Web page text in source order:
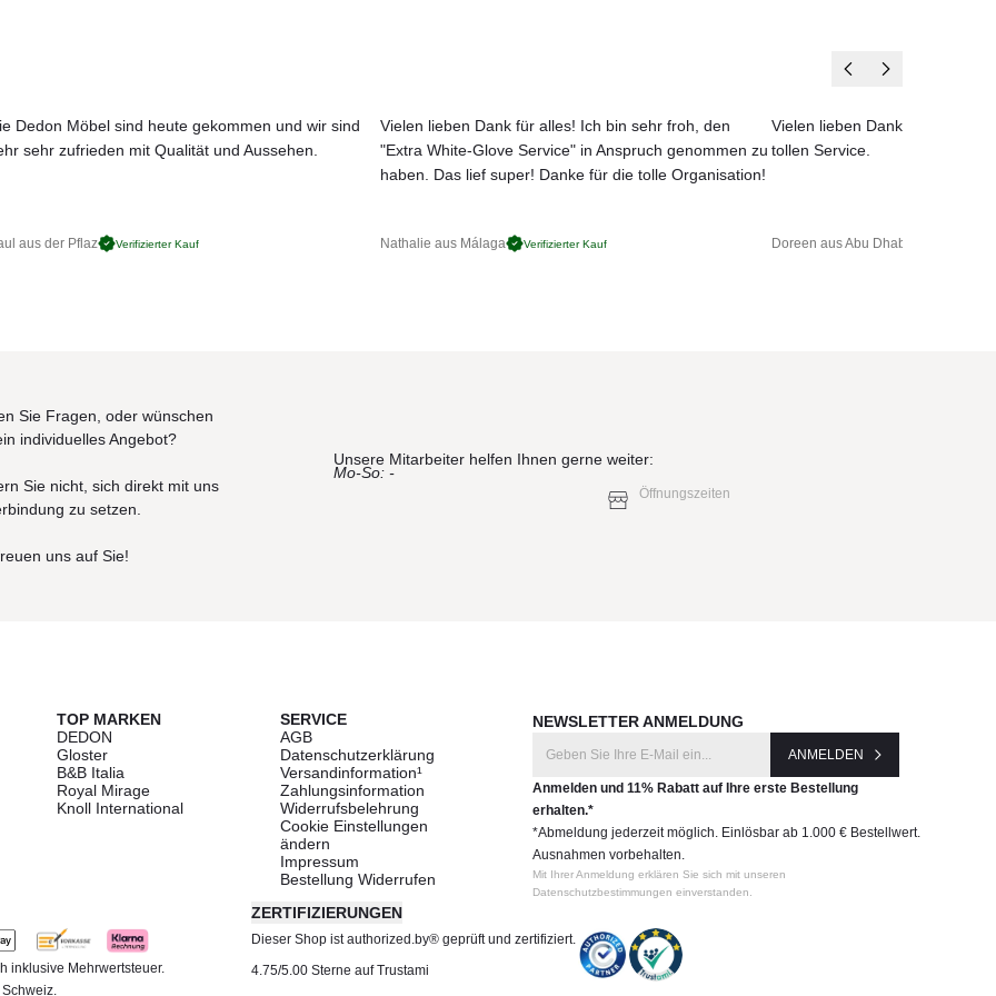
Illustrationszwecken dienen und von dem tatsächlichen
JETZT MUSTER BESTELLEN
Dedon Möbel sind heute gekommen und wir sind
sehr zufrieden mit Qualität und Aussehen.
aus der Pflaz Verifizierter Kauf
Vielen lieben Dank für alles! Ich bin sehr froh, den
"Extra White-Glove Service" in Anspruch genommen zu
haben. Das lief super! Danke für die tolle Organisation!
Nathalie aus Málaga Verifizierter Kauf
Vielen lieben Dank für das
tollen Service.
Doreen aus Abu Dhabi
Sie Fragen, oder wünschen
individuelles Angebot?
Sie nicht, sich direkt mit uns
zu setzen.
uns auf Sie!
Unsere Mitarbeiter helfen Ihnen gerne weiter:
Mo-So: -
Öffnungszeiten
TOP MARKEN
DEDON
Gloster
B&B Italia
Royal Mirage
Knoll International
SERVICE
AGB
Datenschutzerklärung
Versandinformation¹
Zahlungsinformation
Widerrufsbelehrung
Cookie Einstellungen
ändern
Impressum
Bestellung Widerrufen
NEWSLETTER ANMELDUNG
ANMELDEN
Anmelden und 11% Rabatt auf Ihre erste Bestellung
erhalten.*
*Abmeldung jederzeit möglich. Einlösbar ab 1.000 € Bestellwert.
Ausnahmen vorbehalten.
Mit Ihrer Anmeldung erklären Sie sich mit unseren
Datenschutzbestimmungen einverstanden.
inklusive Mehrwertsteuer.
ZERTIFIZIERUNGEN
Dieser Shop ist authorized.by® geprüft und zertifiziert.
4.75/5.00 Sterne auf Trustami